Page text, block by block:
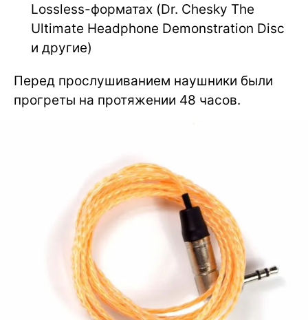
Lossless-форматах (Dr. Chesky The
Ultimate Headphone Demonstration Disc
и другие)
Перед прослушиванием наушники были
прогреты на протяжении 48 часов.